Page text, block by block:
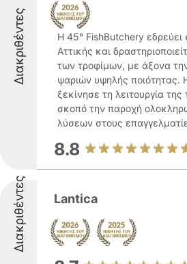
Διακριθέντες
Η 45° FishButchery εδρεύει
Αττικής και
των τροφίμων, με άξονα
ψαριών υψηλής ποιότητας.
ξεκίνησε τη λειτουργία
σκοπό την παροχή
λύσεων στους
8.8
Διακριθέντες Lantica